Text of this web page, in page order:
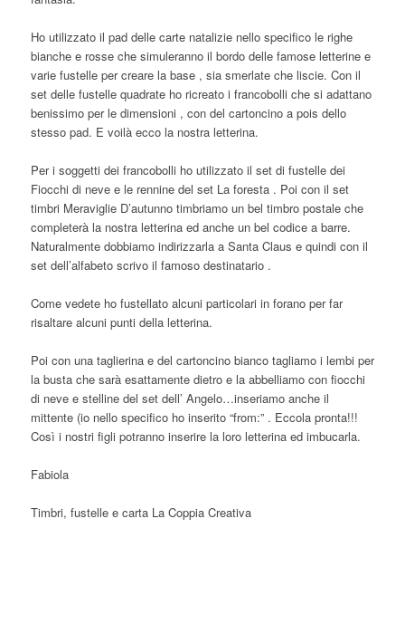
Ho utilizzato il pad delle carte natalizie nello specifico le righe
bianche e rosse che simuleranno il bordo delle famose letterine e
varie fustelle per creare la base , sia smerlate che liscie. Con il
set delle fustelle quadrate ho ricreato i francobolli che si adattano
benissimo per le dimensioni , con del cartoncino a pois dello
stesso pad. E voilà ecco la nostra letterina.
Per i soggetti dei francobolli ho utilizzato il set di fustelle dei
Fiocchi di neve e le rennine del set La foresta . Poi con il set
timbri Meraviglie D’autunno timbriamo un bel timbro postale che
completerà la nostra letterina ed anche un bel codice a barre.
Naturalmente dobbiamo indirizzarla a Santa Claus e quindi con il
set dell’alfabeto scrivo il famoso destinatario .
Come vedete ho fustellato alcuni particolari in forano per far
risaltare alcuni punti della letterina.
Poi con una taglierina e del cartoncino bianco tagliamo i lembi per
la busta che sarà esattamente dietro e la abbelliamo con fiocchi
di neve e stelline del set dell’ Angelo…inseriamo anche il
mittente (io nello specifico ho inserito “from:” . Eccola pronta!!!
Così i nostri figli potranno inserire la loro letterina ed imbucarla.
Fabiola
Timbri, fustelle e carta La Coppia Creativa